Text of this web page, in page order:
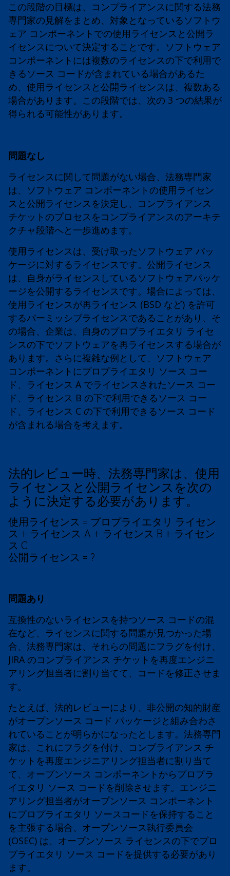
この段階の目標は、コンプライアンスに関する法務
専門家の見解をまとめ、対象となっているソフトウ
ェア コンポーネントでの使用ライセンスと公開ラ
イセンスについて決定することです。ソフトウェア
コンポーネントには複数のライセンスの下で利用で
きるソース コードが含まれている場合があるた
め、使用ライセンスと公開ライセンスは、複数ある
場合があります。この段階では、次の 3 つの結果が
得られる可能性があります。
問題なし
ライセンスに関して問題がない場合、法務専門家
は、ソフトウェア コンポーネントの使用ライセン
スと公開ライセンスを決定し、コンプライアンス
チケットのプロセスをコンプライアンスのアーキテ
クチャ段階へと一歩進めます。
使用ライセンスは、受け取ったソフトウェア パッ
ケージに対するライセンスです。公開ライセンス
は、自身がライセンスしているソフトウェアパッケ
ージを公開するライセンスです。場合によっては、
使用ライセンスが再ライセンス (BSD など) を許可
するパーミッシブライセンスであることがあり、そ
の場合、企業は、自身のプロプライエタリ ライセ
ンスの下でソフトウェアを再ライセンスする場合が
あります。さらに複雑な例として、ソフトウェア
コンポーネントにプロプライエタリ ソース コー
ド、ライセンス A でライセンスされたソース コー
ド、ライセンス B の下で利用できるソース コー
ド、ライセンス C の下で利用できるソース コード
が含まれる場合を考えます。
法的レビュー時、法務専門家は、使用
ライセンスと公開ライセンスを次の
ように決定する必要があります。
使用ライセンス = プロプライエタリ ライセン
ス + ライセンス A + ライセンス B + ライセン
ス C
公開ライセンス = ?
問題あり
互換性のないライセンスを持つソース コードの混
在など、ライセンスに関する問題が見つかった場
合、法務専門家は、それらの問題にフラグを付け、
JIRA のコンプライアンス チケットを再度エンジニ
アリング担当者に割り当てて、コードを修正させま
す。
たとえば、法的レビューにより、非公開の知的財産
がオープンソース コード パッケージと組み合わさ
れていることが明らかになったとします。法務専門
家は、これにフラグを付け、コンプライアンス チ
ケットを再度エンジニアリング担当者に割り当て
て、オープンソース コンポーネントからプロプラ
イエタリ ソース コードを削除させます。エンジニ
アリング担当者がオープンソース コンポーネント
にプロプライエタリ ソースコードを保持すること
を主張する場合、オープンソース執行委員会
(OSEC) は、オープンソース ライセンスの下でプロ
プライエタリ ソース コードを提供する必要があり
ます。